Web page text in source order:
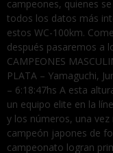
campeones, quienes
todos los datos más
estos WC-100km.
después pasaremos a
CAMPEONES
PLATA – Yamaguchi,
– 6:18:47hs A esta
un equipo elite en la
y los números, una
campeón japones de
campeonato logran